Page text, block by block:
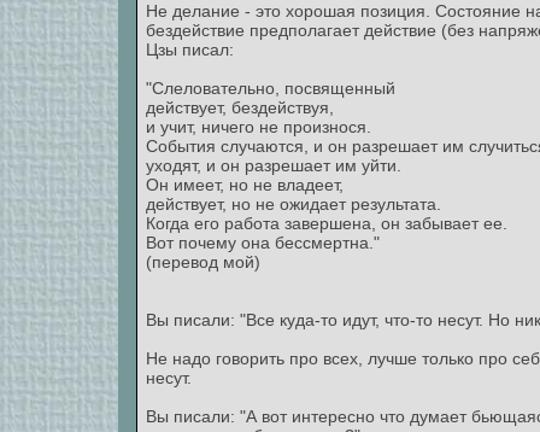
Не делание - это хорошая позиция. Состояние
бездействие предполагает действие (без
Цзы писал:
"Слеловательно, посвященный
действует, бездействуя,
и учит, ничего не произнося.
События случаются, и он разрешает им
уходят, и он разрешает им уйти.
Он имеет, но не владеет,
действует, но не ожидает результата.
Когда его работа завершена, он забывает ее.
Вот почему она бессмертна."
(перевод мой)
Вы писали: "Все куда-то идут, что-то несут. Но
Не надо говорить про всех, лучше только про
несут.
Вы писали: "А вот интересно что думает